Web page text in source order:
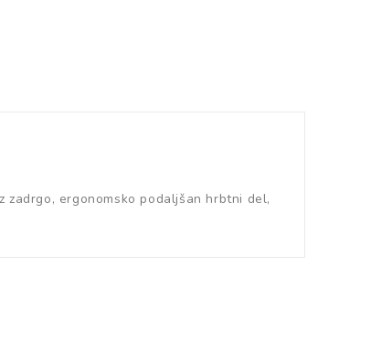
ergonomsko podaljšan hrbtni del,